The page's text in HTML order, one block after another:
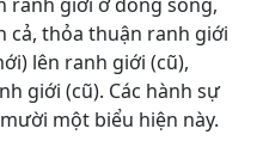
cả, thỏa thuận ranh giới
lên ranh giới (cũ),
giới (cũ). Các hành sự
một biểu hiện này.